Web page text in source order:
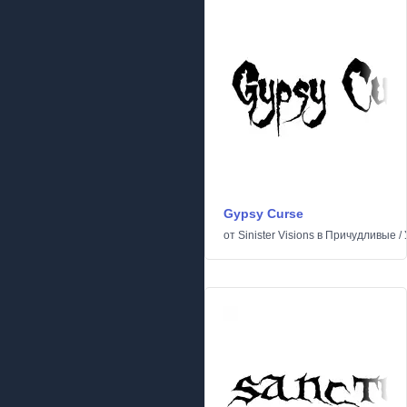
Gypsy Curse
от Sinister Visions в Причудливые /